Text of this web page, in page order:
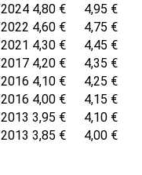
4,80 €
4,95 €
4,60 €
4,75 €
4,30 €
4,45 €
4,20 €
4,35 €
4,10 €
4,25 €
4,00 €
4,15 €
3,95 €
4,10 €
3,85 € 4,00 €